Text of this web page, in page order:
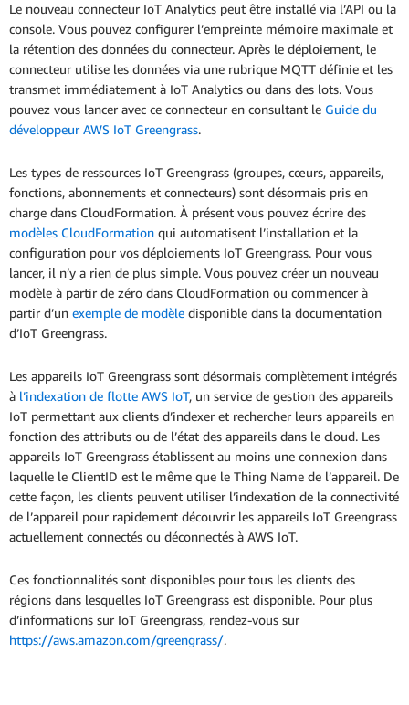
Le nouveau connecteur IoT Analytics peut être installé via l’API ou la
console. Vous pouvez configurer l’empreinte mémoire maximale et
la rétention des données du connecteur. Après le déploiement, le
connecteur utilise les données via une rubrique MQTT définie et les
transmet immédiatement à IoT Analytics ou dans des lots. Vous
pouvez vous lancer avec ce connecteur en consultant le Guide du
développeur AWS IoT Greengrass.
Les types de ressources IoT Greengrass (groupes, cœurs, appareils,
fonctions, abonnements et connecteurs) sont désormais pris en
charge dans CloudFormation. À présent vous pouvez écrire des
modèles CloudFormation qui automatisent l’installation et la
configuration pour vos déploiements IoT Greengrass. Pour vous
lancer, il n’y a rien de plus simple. Vous pouvez créer un nouveau
modèle à partir de zéro dans CloudFormation ou commencer à
partir d’un exemple de modèle disponible dans la documentation
d’IoT Greengrass.
Les appareils IoT Greengrass sont désormais complètement intégrés
à l’indexation de flotte AWS IoT, un service de gestion des appareils
IoT permettant aux clients d’indexer et rechercher leurs appareils en
fonction des attributs ou de l’état des appareils dans le cloud. Les
appareils IoT Greengrass établissent au moins une connexion dans
laquelle le ClientID est le même que le Thing Name de l’appareil. De
cette façon, les clients peuvent utiliser l’indexation de la connectivité
de l’appareil pour rapidement découvrir les appareils IoT Greengrass
actuellement connectés ou déconnectés à AWS IoT.
Ces fonctionnalités sont disponibles pour tous les clients des
régions dans lesquelles IoT Greengrass est disponible. Pour plus
d’informations sur IoT Greengrass, rendez-vous sur
https://aws.amazon.com/greengrass/.